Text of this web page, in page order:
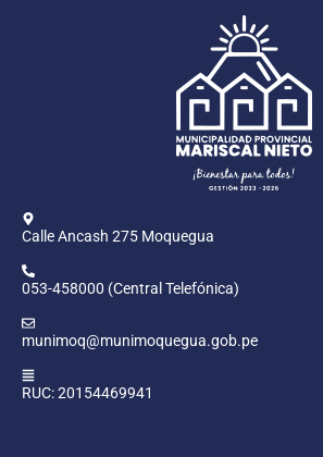
Calle Ancash 275 Moquegua
053-458000 (Central Telefónica)
munimoq@munimoquegua.gob.pe
RUC: 20154469941